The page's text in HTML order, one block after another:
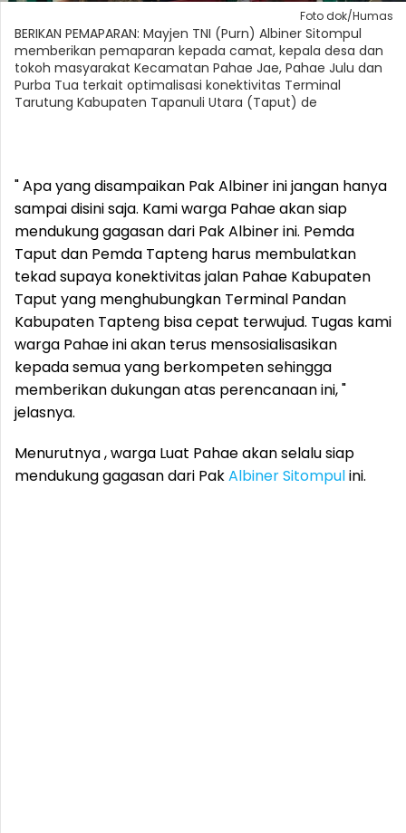
Foto dok/Humas
BERIKAN PEMAPARAN: Mayjen TNI (Purn) Albiner Sitompul
memberikan pemaparan kepada camat, kepala desa dan
tokoh masyarakat Kecamatan Pahae Jae, Pahae Julu dan
Purba Tua terkait optimalisasi konektivitas Terminal
Tarutung Kabupaten Tapanuli Utara (Taput) de
" Apa yang disampaikan Pak Albiner ini jangan hanya
sampai disini saja. Kami warga Pahae akan siap
mendukung gagasan dari Pak Albiner ini. Pemda
Taput dan Pemda Tapteng harus membulatkan
tekad supaya konektivitas jalan Pahae Kabupaten
Taput yang menghubungkan Terminal Pandan
Kabupaten Tapteng bisa cepat terwujud. Tugas kami
warga Pahae ini akan terus mensosialisasikan
kepada semua yang berkompeten sehingga
memberikan dukungan atas perencanaan ini, "
jelasnya.
Menurutnya , warga Luat Pahae akan selalu siap
mendukung gagasan dari PakAlbiner Sitompulini.